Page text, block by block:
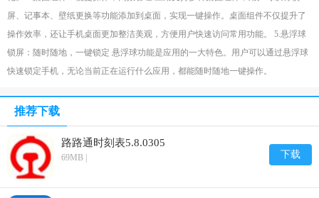
屏、记事本、壁纸更换等功能添加到桌面，实现一键操作。桌面组件不仅提升了
操作效率，还让手机桌面更加整洁美观，方便用户快速访问常用功能。 5.悬浮球
锁屏：随时随地，一键锁定 悬浮球功能是应用的一大特色。用户可以通过悬浮球
快速锁定手机，无论当前正在运行什么应用，都能随时随地一键操作。
推荐下载
路路通时刻表5.8.0305
69MB | 下载